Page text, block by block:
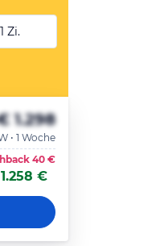
Zi.
1.298
• 1 Woche
40 €
1.258 €